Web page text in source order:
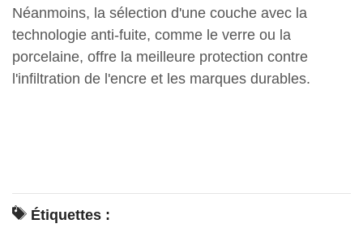
Néanmoins, la sélection d'une couche avec la
technologie anti-fuite, comme le verre ou la
porcelaine, offre la meilleure protection contre
l'infiltration de l'encre et les marques durables.
Étiquettes :